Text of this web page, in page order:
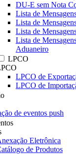
DU-E sem Nota
Lista de
Lista de
Lista de
Lista de
Aduaneiro
LPCO
LPCO de
LPCO de
de eventos push
Eletrônica
de Produtos